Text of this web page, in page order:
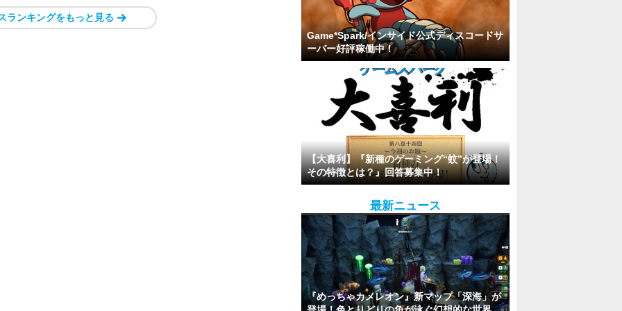
ランキングをもっと見る
Game*Spark/インサイド公式ディスコードサ
ーバー好評稼働中！
【大喜利】『新種のゲーミング“蚊”が登場！
その特徴とは？』回答募集中！
最新ニュース
『めっちゃカメレオン』新マップ「深海」が